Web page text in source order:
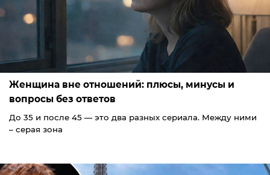
Женщина вне отношений: плюсы, минусы и
вопросы без ответов
До 35 и после 45 — это два разных сериала. Между ними
– серая зона